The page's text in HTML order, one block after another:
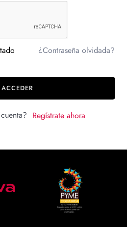
¿Contraseña olvidada?
ACCEDER
Regístrate ahora